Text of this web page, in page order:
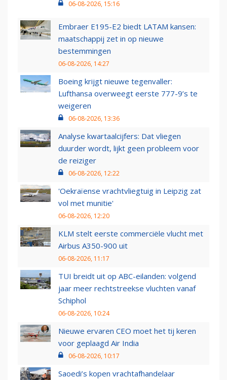
06-08-2026, 15:16
Embraer E195-E2 biedt LATAM kansen:
maatschappij zet in op nieuwe
bestemmingen
06-08-2026, 14:27
Boeing krijgt nieuwe tegenvaller:
Lufthansa overweegt eerste 777-9’s te
weigeren
06-08-2026, 13:36
Analyse kwartaalcijfers: Dat vliegen
duurder wordt, lijkt geen probleem voor
de reiziger
06-08-2026, 12:22
'Oekraïense vrachtvliegtuig in Leipzig zat
vol met munitie'
06-08-2026, 12:20
KLM stelt eerste commerciële vlucht met
Airbus A350-900 uit
06-08-2026, 11:17
TUI breidt uit op ABC-eilanden: volgend
jaar meer rechtstreekse vluchten vanaf
Schiphol
06-08-2026, 10:24
Nieuwe ervaren CEO moet het tij keren
voor geplaagd Air India
06-08-2026, 10:17
Saoedi’s kopen vrachtafhandelaar